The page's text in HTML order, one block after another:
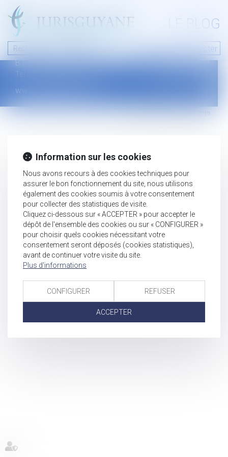
LE BLOG
Nous contacter
46 avenue de la liberté
B.P.315 - 97327 Cayenne Cedex
Tel : +594 594 29 45 35
www.jurisguyane.com
Mentions légales
Information sur les cookies
Nous avons recours à des cookies techniques pour
assurer le bon fonctionnement du site, nous utilisons
également des cookies soumis à votre consentement
pour collecter des statistiques de visite.
Cliquez ci-dessous sur « ACCEPTER » pour accepter le
dépôt de l'ensemble des cookies ou sur « CONFIGURER »
pour choisir quels cookies nécessitant votre
consentement seront déposés (cookies statistiques),
avant de continuer votre visite du site.
Plus d'informations
CONFIGURER REFUSER
ACCEPTER